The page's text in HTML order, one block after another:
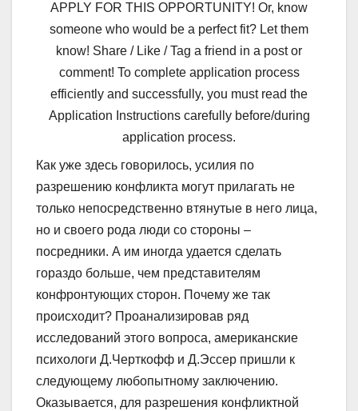
APPLY FOR THIS OPPORTUNITY! Or, know
someone who would be a perfect fit? Let them
know! Share / Like / Tag a friend in a post or
comment! To complete application process
efficiently and successfully, you must read the
Application Instructions carefully before/during
application process.
Как уже здесь говорилось, усилия по
разрешению конфликта могут прилагать не
только непосредственно втянутые в него лица,
но и своего рода люди со стороны –
посредники. А им иногда удается сделать
гораздо больше, чем представителям
конфронтующих сторон. Почему же так
происходит? Проанализировав ряд
исследований этого вопроса, американские
психологи Д.Черткофф и Д.Эссер пришли к
следующему любопытному заключению.
Оказывается, для разрешения конфликтной